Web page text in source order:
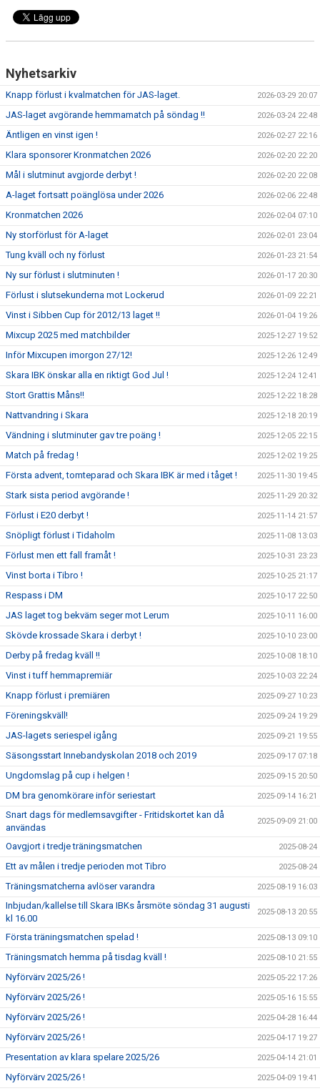
Nyhetsarkiv
Knapp förlust i kvalmatchen för JAS-laget. 2026-03-29 20:07
JAS-laget avgörande hemmamatch på söndag !! 2026-03-24 22:48
Äntligen en vinst igen ! 2026-02-27 22:16
Klara sponsorer Kronmatchen 2026 2026-02-20 22:20
Mål i slutminut avgjorde derbyt ! 2026-02-20 22:08
A-laget fortsatt poänglösa under 2026 2026-02-06 22:48
Kronmatchen 2026 2026-02-04 07:10
Ny storförlust för A-laget 2026-02-01 23:04
Tung kväll och ny förlust 2026-01-23 21:54
Ny sur förlust i slutminuten ! 2026-01-17 20:30
Förlust i slutsekunderna mot Lockerud 2026-01-09 22:21
Vinst i Sibben Cup för 2012/13 laget !! 2026-01-04 19:26
Mixcup 2025 med matchbilder 2025-12-27 19:52
Inför Mixcupen imorgon 27/12! 2025-12-26 12:49
Skara IBK önskar alla en riktigt God Jul ! 2025-12-24 12:41
Stort Grattis Måns!! 2025-12-22 18:28
Nattvandring i Skara 2025-12-18 20:19
Vändning i slutminuter gav tre poäng ! 2025-12-05 22:15
Match på fredag ! 2025-12-02 19:25
Första advent, tomteparad och Skara IBK är med i tåget ! 2025-11-30 19:45
Stark sista period avgörande ! 2025-11-29 20:32
Förlust i E20 derbyt ! 2025-11-14 21:57
Snöpligt förlust i Tidaholm 2025-11-08 13:03
Förlust men ett fall framåt ! 2025-10-31 23:23
Vinst borta i Tibro ! 2025-10-25 21:17
Respass i DM 2025-10-17 22:50
JAS laget tog bekväm seger mot Lerum 2025-10-11 16:00
Skövde krossade Skara i derbyt ! 2025-10-10 23:00
Derby på fredag kväll !! 2025-10-08 18:10
Vinst i tuff hemmapremiär 2025-10-03 22:24
Knapp förlust i premiären 2025-09-27 10:23
Föreningskväll! 2025-09-24 19:29
JAS-lagets seriespel igång 2025-09-21 19:55
Säsongsstart Innebandyskolan 2018 och 2019 2025-09-17 07:18
Ungdomslag på cup i helgen ! 2025-09-15 20:50
DM bra genomkörare inför seriestart 2025-09-14 16:21
Snart dags för medlemsavgifter - Fritidskortet kan då
användas
2025-09-09 21:00
Oavgjort i tredje träningsmatchen 2025-08-24
Ett av målen i tredje perioden mot Tibro 2025-08-24
Träningsmatcherna avlöser varandra 2025-08-19 16:03
Inbjudan/kallelse till Skara IBKs årsmöte söndag 31 augusti
kl 16.00
2025-08-13 20:55
Första träningsmatchen spelad ! 2025-08-13 09:10
Träningsmatch hemma på tisdag kväll ! 2025-08-10 21:55
Nyförvärv 2025/26 ! 2025-05-22 17:26
Nyförvärv 2025/26 ! 2025-05-16 15:55
Nyförvärv 2025/26 ! 2025-04-28 16:44
Nyförvärv 2025/26 ! 2025-04-17 19:27
Presentation av klara spelare 2025/26 2025-04-14 21:01
Nyförvärv 2025/26 ! 2025-04-09 19:41